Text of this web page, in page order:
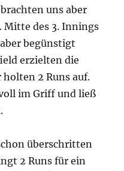
uns aber
Mitte des 3. Innings
begünstigt
erzielten die
holten 2 Runs auf.
im Griff und ließ
überschritten
2 Runs für ein